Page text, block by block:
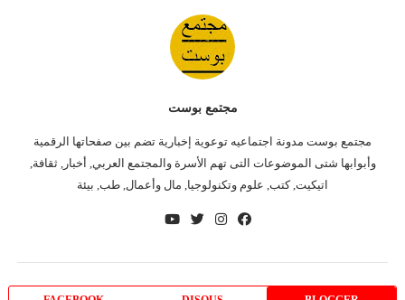
مجتمع بوست
مجتمع بوست مدونة اجتماعيه توعوية إخبارية تضم بين صفحاتها الرقمية
وأبوابها شتى الموضوعات التى تهم الأسرة والمجتمع العربي, أخبار, ثقافة,
اتيكيت, كتب, علوم وتكنولوجيا, مال وأعمال, طب, بيئة